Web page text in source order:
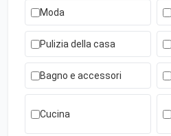
Moda
Pulizia della casa
Bagno e accessori
Cucina